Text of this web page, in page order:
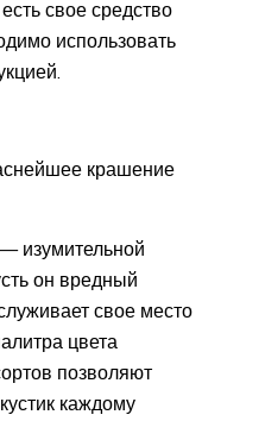
свое средство
использовать
крашение
изумительной
он вредный
свое место
цвета
позволяют
каждому